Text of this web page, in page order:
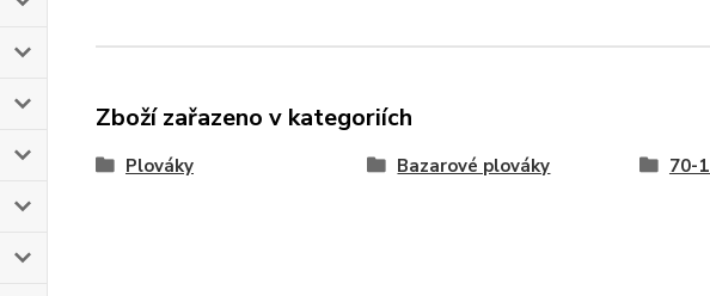
Zboží zařazeno v kategoriích
Plováky Bazarové plováky 70-